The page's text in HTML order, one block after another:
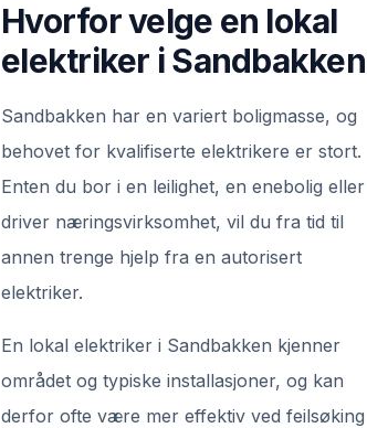
Hvorfor velge en lokal
elektriker i
Sandbakken har en variert boligmasse, og
behovet for kvalifiserte elektrikere er stort.
Enten du bor i en leilighet, en enebolig eller
driver næringsvirksomhet, vil du fra tid til
annen trenge hjelp fra en autorisert
elektriker.
En lokal elektriker i Sandbakken kjenner
området og typiske installasjoner, og kan
derfor ofte være mer effektiv ved feilsøking